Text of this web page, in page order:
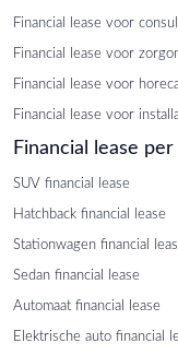
Financial lease voor
Financial lease voor
Financial lease voor
Financial lease voor
Financial lease
SUV financial lease
Hatchback financial lease
Stationwagen financial
Sedan financial lease
Automaat financial lease
Elektrische auto financial